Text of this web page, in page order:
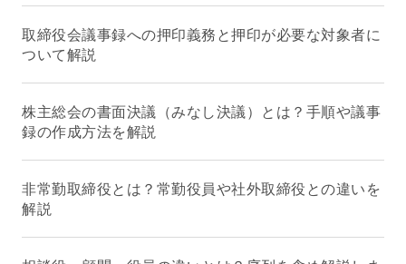
取締役会議事録への押印義務と押印が必要な対象者に
ついて解説
株主総会の書面決議（みなし決議）とは？手順や議事
録の作成方法を解説
非常勤取締役とは？常勤役員や社外取締役との違いを
解説